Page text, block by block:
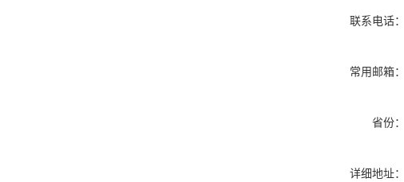
联系电话：
常用邮箱：
省份：
详细地址：